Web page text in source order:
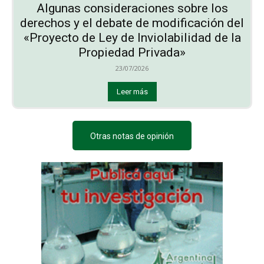
Algunas consideraciones sobre los
derechos y el debate de modificación del
«Proyecto de Ley de Inviolabilidad de la
Propiedad Privada»
23/07/2026
Leer más
Otras notas de opinión